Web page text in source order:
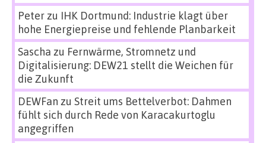
Peterzu IHK Dortmund: Industrie klagt über
hohe Energiepreise und fehlende Planbarkeit
Sascha zu Fernwärme, Stromnetz und
Digitalisierung: DEW21 stellt die Weichen für
die Zukunft
DEWFan zu Streit ums Bettelverbot: Dahmen
fühlt sich durch Rede von Karacakurtoglu
angegriffen